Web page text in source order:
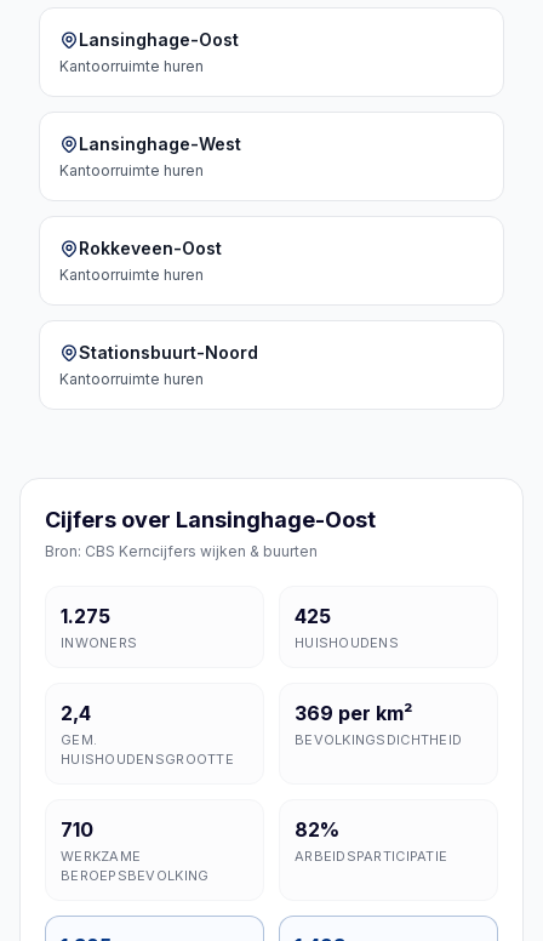
Lansinghage-Oost
Kantoorruimte huren
Lansinghage-West
Kantoorruimte huren
Rokkeveen-Oost
Kantoorruimte huren
Stationsbuurt-Noord
Kantoorruimte huren
Cijfers over Lansinghage-Oost
Bron: CBS Kerncijfers wijken & buurten
1.275
INWONERS
425
HUISHOUDENS
2,4
GEM.
HUISHOUDENSGROOTTE
369 per km²
BEVOLKINGSDICHTHEID
710
WERKZAME
BEROEPSBEVOLKING
82%
ARBEIDSPARTICIPATIE